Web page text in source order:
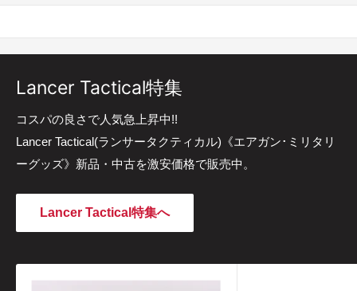
Lancer Tactical特集
コスパの良さで人気急上昇中!!
Lancer Tactical(ランサータクティカル)《エアガン･ミリタリ
ーグッズ》新品・中古を激安価格で販売中。
Lancer Tactical特集へ